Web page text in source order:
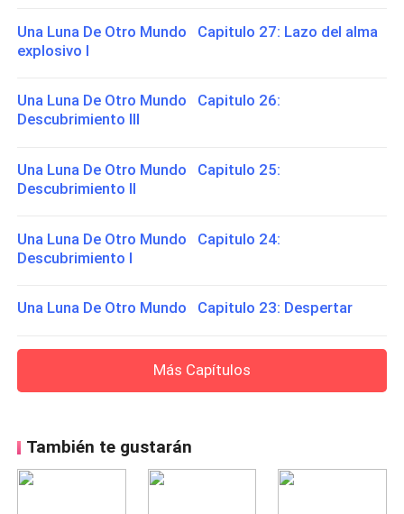
Una Luna De Otro Mundo Capitulo 27: Lazo del alma
explosivo I
Una Luna De Otro Mundo Capitulo 26:
Descubrimiento III
Una Luna De Otro Mundo Capitulo 25:
Descubrimiento II
Una Luna De Otro Mundo Capitulo 24:
Descubrimiento I
Una Luna De Otro Mundo Capitulo 23: Despertar
Más Capítulos
También te gustarán